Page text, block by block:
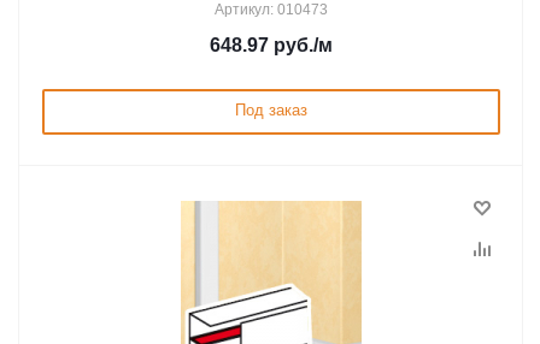
Артикул: 010473
648.97 руб./м
Под заказ